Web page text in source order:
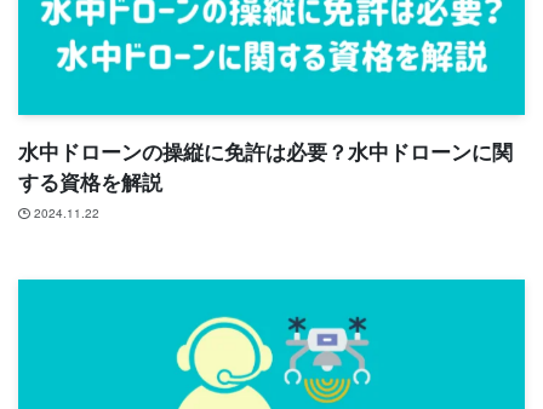
水中ドローンの操縦に免許は必要？水中ドローンに関
する資格を解説
2024.11.22